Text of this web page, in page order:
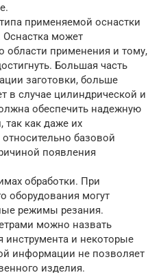
применяемой оснастки
может
области применения и тому,
Большая часть
заготовки, больше
в случае цилиндрической и
обеспечить надежную
как даже их
базовой
появления
обработки. При
оборудования могут
режимы резания.
можно назвать
инструмента и некоторые
информации не позволяет
изделия.